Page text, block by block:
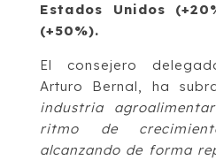
Estados Unidos
(+50%).
El consejero
Arturo Bernal, ha
industria
ritmo de
alcanzando de forma